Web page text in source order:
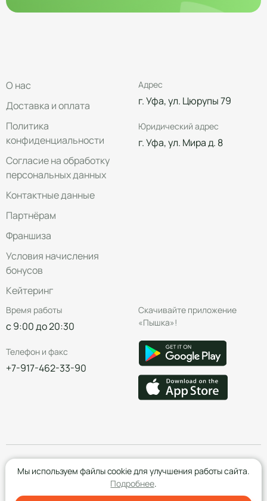
О нас
Доставка и оплата
Политика
конфиденциальности
Согласие на обработку
персональных данных
Контактные данные
Партнёрам
Франшиза
Условия начисления
бонусов
Кейтеринг
Адрес
г. Уфа, ул. Цюрупы 79
Юридический адрес
г. Уфа, ул. Мира д. 8
Время работы
с 9:00 до 20:30
Телефон и факс
+7-917-462-33-90
Скачивайте приложение
«Пышка»!
Мы используем файлы cookie для улучшения работы сайта.
Подробнее.